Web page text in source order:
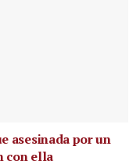
asesinada por un
con ella